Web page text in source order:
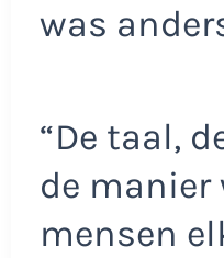
was
“De taal,
de manier
mensen